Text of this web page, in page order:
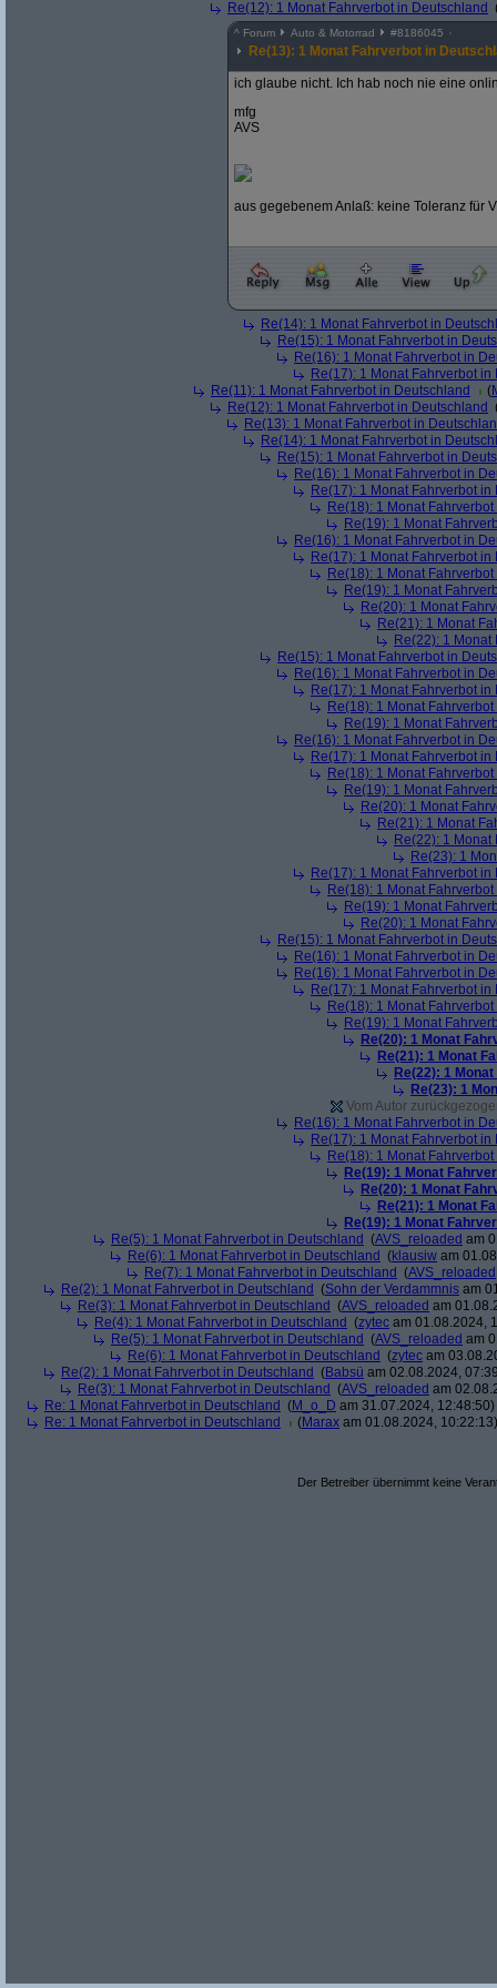
Re(12): 1 Monat Fahrverbot in Deutschland
^ Forum Auto & Motorrad #8186045
Re(13): 1 Monat Fahrverbot in
ich glaube nicht. Ich hab noch nie eine
mfg
AVS
aus gegebenem Anlaß: keine Toleranz für
Re(14): 1 Monat Fahrverbot in
Re(15): 1 Monat Fahrverbot in
Re(16): 1 Monat Fahrverbot in
Re(17): 1 Monat Fahrverbot in
Re(11): 1 Monat Fahrverbot in Deutschland
(
Re(12): 1 Monat Fahrverbot in Deutschland
Re(13): 1 Monat Fahrverbot in
Re(14): 1 Monat Fahrverbot in
Re(15): 1 Monat Fahrverbot in
Re(16): 1 Monat Fahrverbot in
Re(17): 1 Monat Fahrverbot in
Re(18): 1 Monat
Re(19): 1 Monat
Re(16): 1 Monat Fahrverbot in
Re(17): 1 Monat Fahrverbot in
Re(18): 1 Monat
Re(19): 1 Monat
Re(20): 1 Monat
Re(21): 1 Monat
Re(22): 1 Monat
Re(15): 1 Monat Fahrverbot in
Re(16): 1 Monat Fahrverbot in
Re(17): 1 Monat Fahrverbot in
Re(18): 1 Monat
Re(19): 1 Monat
Re(16): 1 Monat Fahrverbot in
Re(17): 1 Monat Fahrverbot in
Re(18): 1 Monat
Re(19): 1 Monat
Re(20): 1 Monat
Re(21): 1 Monat
Re(22): 1 Monat
Re(23): 1
Re(17): 1 Monat Fahrverbot in
Re(18): 1 Monat
Re(19): 1 Monat
Re(20): 1 Monat
Re(15): 1 Monat Fahrverbot in
Re(16): 1 Monat Fahrverbot in
Re(16): 1 Monat Fahrverbot in
Re(17): 1 Monat Fahrverbot in
Re(18): 1 Monat
Re(19): 1 Monat
Re(20): 1 Monat
Re(21): 1 Monat
Re(22): 1
Re(23): 1
Vom Autor
Re(16): 1 Monat Fahrverbot in
Re(17): 1 Monat Fahrverbot in
Re(18): 1 Monat
Re(19): 1 Monat
Re(20): 1 Monat
Re(21): 1 Monat
Re(19): 1 Monat
Re(5): 1 Monat Fahrverbot in Deutschland (AVS_reloaded am
Re(6): 1 Monat Fahrverbot in Deutschland (klausiw am
Re(7): 1 Monat Fahrverbot in Deutschland (AVS_reloaded
Re(2): 1 Monat Fahrverbot in Deutschland (Sohn der Verdammnis am
Re(3): 1 Monat Fahrverbot in Deutschland (AVS_reloaded am
Re(4): 1 Monat Fahrverbot in Deutschland (zytec am 01.08.2024,
Re(5): 1 Monat Fahrverbot in Deutschland (AVS_reloaded am
Re(6): 1 Monat Fahrverbot in Deutschland (zytec am
Re(2): 1 Monat Fahrverbot in Deutschland (Babsü am 02.08.2024,
Re(3): 1 Monat Fahrverbot in Deutschland (AVS_reloaded am
Re: 1 Monat Fahrverbot in Deutschland (M_o_D am 31.07.2024, 12:48:50)
Re: 1 Monat Fahrverbot in Deutschland
(Marax am 01.08.2024, 10:22:13)
Der Betreiber übernimmt keine